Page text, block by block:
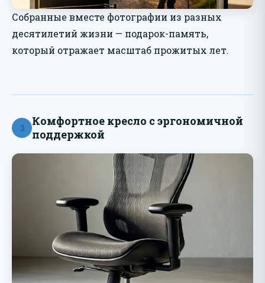
Собранные вместе фотографии из разных
десятилетий жизни — подарок-память,
который отражает масштаб прожитых лет.
3
Комфортное кресло с эргономичной
поддержкой